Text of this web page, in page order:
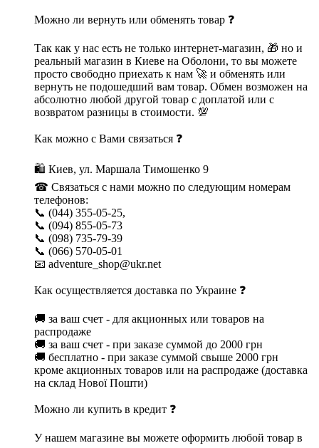
Можно ли вернуть или обменять товар ❓
Так как у нас есть не только интернет-магазин, 🎁 но и
реальный магазин в Киеве на Оболони, то вы можете
просто свободно приехать к нам 🚀 и обменять или
вернуть не подошедший вам товар. Обмен возможен на
абсолютно любой другой товар с доплатой или с
возвратом разницы в стоимости. 💯
Как можно с Вами связаться ❓
🛍 Киев, ул. Маршала Тимошенко 9
☎ Связаться с нами можно по следующим номерам
телефонов:
📞 (044) 355-05-25,
📞 (094) 855-05-73
📞 (098) 735-79-39
📞 (066) 570-05-01
📧 adventure_shop@ukr.net
Как осуществляется доставка по Украине ❓
🚚 за ваш счет - для акционных или товаров на
распродаже
🚚 за ваш счет - при заказе суммой до 2000 грн
🚚 бесплатно - при заказе суммой свыше 2000 грн
кроме акционных товаров или на распродаже (доставка
на склад Нової Пошти)
Можно ли купить в кредит ❓
У нашем магазине вы можете оформить любой товар в